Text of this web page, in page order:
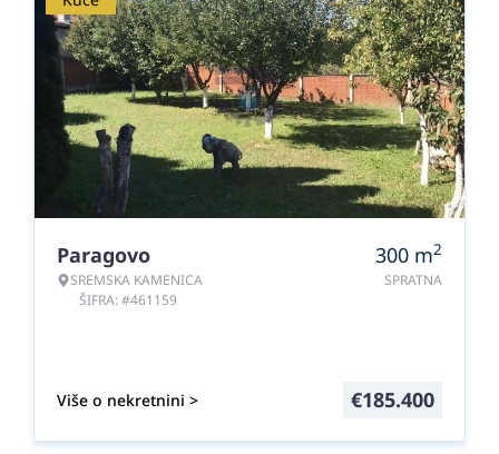
Paragovo
SREMSKA KAMENICA
ŠIFRA: #461159
300 m2
SPRATNA
Više o nekretnini > €185.400